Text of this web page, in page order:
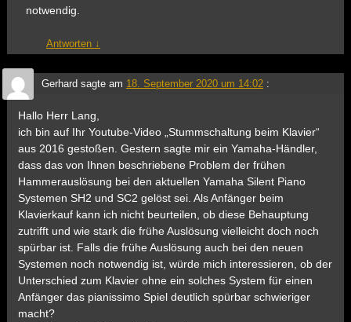
notwendig.
Antworten ↓
Gerhard sagte am 18. September 2020 um 14:02 :
Hallo Herr Lang,
ich bin auf Ihr Youtube-Video „Stummschaltung beim Klavier“
aus 2016 gestoßen. Gestern sagte mir ein Yamaha-Händler,
dass das von Ihnen beschriebene Problem der frühen
Hammerauslösung bei den aktuellen Yamaha Silent Piano
Systemen SH2 und SC2 gelöst sei. Als Anfänger beim
Klavierkauf kann ich nicht beurteilen, ob diese Behauptung
zutrifft und wie stark die frühe Auslösung vielleicht doch noch
spürbar ist. Falls die frühe Auslösung auch bei den neuen
Systemen noch notwendig ist, würde mich interessieren, ob der
Unterschied zum Klavier ohne ein solches System für einen
Anfänger das pianissimo Spiel deutlich spürbar schwieriger
macht?